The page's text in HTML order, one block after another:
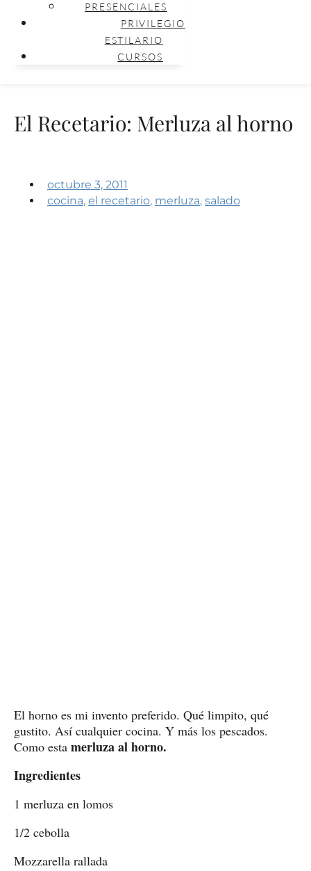
PRESENCIALES
PRIVILEGIO
ESTILARIO
CURSOS
El Recetario: Merluza al horno
octubre 3, 2011
cocina, el recetario, merluza, salado
El horno es mi invento preferido. Qué limpito, qué
gustito. Así cualquier cocina. Y más los pescados.
Como esta merluza al horno.
Ingredientes
1 merluza en lomos
1/2 cebolla
Mozzarella rallada